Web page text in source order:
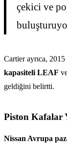
çekici ve
Cartier ayrıca, 2015
kapasiteli LEAF
geldiğini belirtti.
Piston Kafalar
Nissan Avrupa